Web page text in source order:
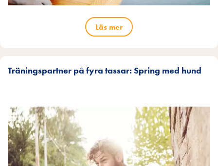
Läs mer
Träningspartner på fyra tassar: Spring med hund